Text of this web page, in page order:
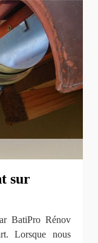
sur
BatiPro Rénov
Lorsque nous